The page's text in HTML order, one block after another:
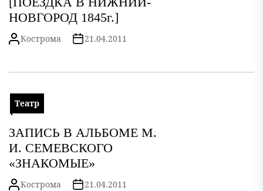
НОВГОРОД 1845г.]
Кострома 21.04.2011
Театр
ЗАПИСЬ В АЛЬБОМЕ М.
И. СЕМЕВСКОГО
«ЗНАКОМЫЕ»
Кострома 21.04.2011